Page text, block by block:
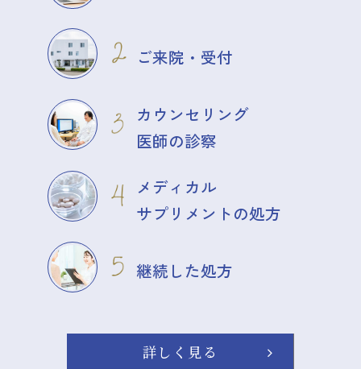
ご来院・受付
カウンセリング
医師の診察
メディカル
サプリメントの処方
継続した処方
詳しく見る